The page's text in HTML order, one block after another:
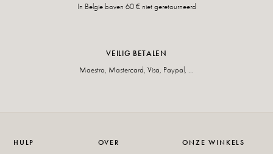
In Belgie boven 60 € niet geretourneerd
VEILIG BETALEN
Maestro, Mastercard, Visa, Paypal, ...
HULP OVER ONZE WINKELS